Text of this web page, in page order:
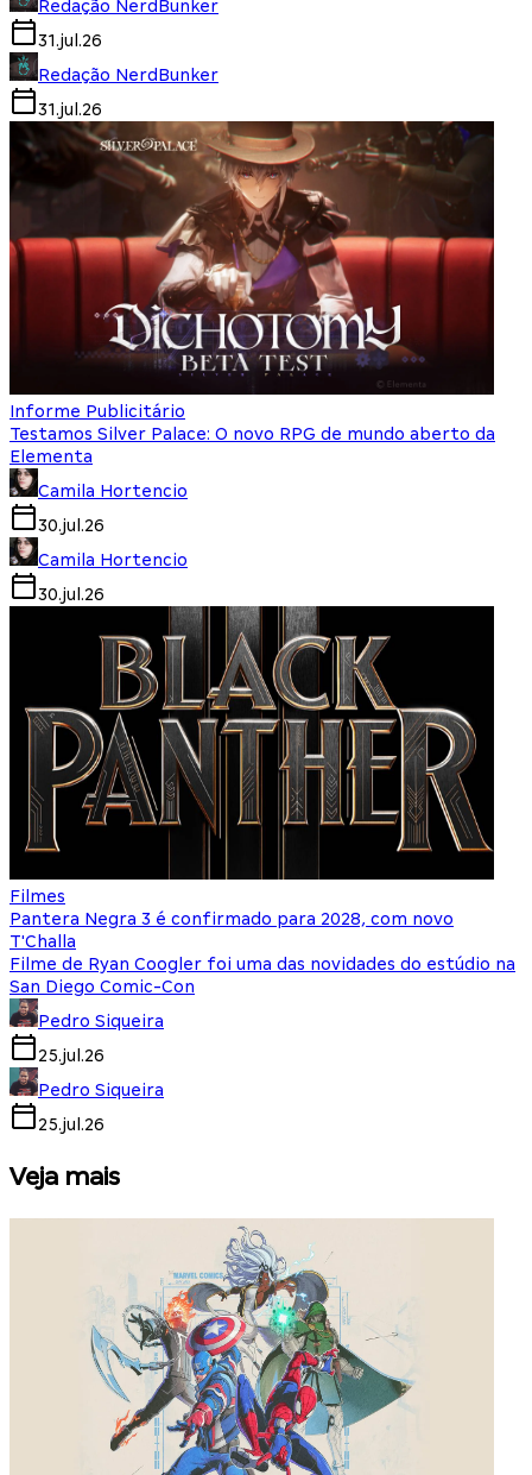
Redação NerdBunker
31.jul.26
Redação NerdBunker
31.jul.26
Informe Publicitário
Testamos Silver Palace: O novo RPG de mundo aberto da
Elementa
Camila Hortencio
30.jul.26
Camila Hortencio
30.jul.26
Filmes
Pantera Negra 3 é confirmado para 2028, com novo
T'Challa
Filme de Ryan Coogler foi uma das novidades do estúdio na
San Diego Comic-Con
Pedro Siqueira
25.jul.26
Pedro Siqueira
25.jul.26
Veja mais